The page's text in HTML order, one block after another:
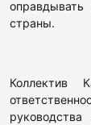
страны.
Коллектив